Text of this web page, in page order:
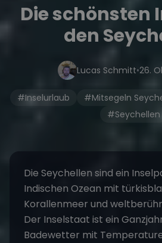
Die schönsten
den
Lucas Schmitt•26.
#Inselurlaub #Mitsegeln
#Seychellen
Die Seychellen sind ein
Indischen Ozean mit
Korallenmeer und
Der Inselstaat ist ein
Badewetter mit